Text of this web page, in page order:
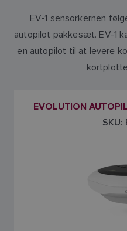
EV-1 sensorkernen
autopilot pakkesæt. EV-1
en autopilot til at levere
EVOLUTION